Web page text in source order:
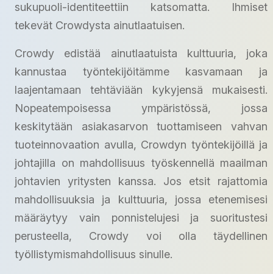
sukupuoli-identiteettiin katsomatta. Ihmiset
tekevät Crowdysta ainutlaatuisen.
Crowdy edistää ainutlaatuista kulttuuria, joka
kannustaa työntekijöitämme kasvamaan ja
laajentamaan tehtäviään kykyjensä mukaisesti.
Nopeatempoisessa ympäristössä, jossa
keskitytään asiakasarvon tuottamiseen vahvan
tuoteinnovaation avulla, Crowdyn työntekijöillä ja
johtajilla on mahdollisuus työskennellä maailman
johtavien yritysten kanssa. Jos etsit rajattomia
mahdollisuuksia ja kulttuuria, jossa etenemisesi
määräytyy vain ponnistelujesi ja suoritustesi
perusteella, Crowdy voi olla täydellinen
työllistymismahdollisuus sinulle.